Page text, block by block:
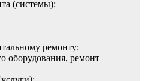
(системы):
ремонту:
оборудования, ремонт